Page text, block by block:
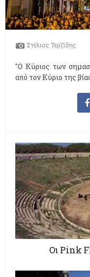
Στέλιος Τερζίδης
"Ο Κύριος των
από τον Κύριο της
Οι Pink